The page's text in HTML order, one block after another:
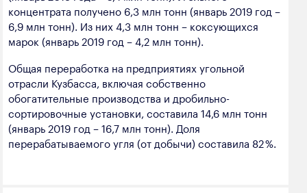
концентрата получено 6,3 млн тонн (январь 2019 год –
6,9 млн тонн). Из них 4,3 млн тонн – коксующихся
марок (январь 2019 год – 4,2 млн тонн).
Общая переработка на предприятиях угольной
отрасли Кузбасса, включая собственно
обогатительные производства и дробильно-
сортировочные установки, составила 14,6 млн тонн
(январь 2019 год – 16,7 млн тонн). Доля
перерабатываемого угля (от добычи) составила 82 %.